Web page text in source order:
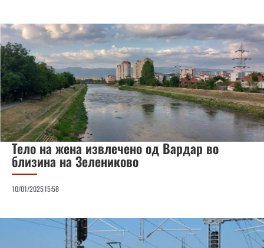
Тело на жена извлечено од Вардар во
близина на Зелениково
10/01/202515:58